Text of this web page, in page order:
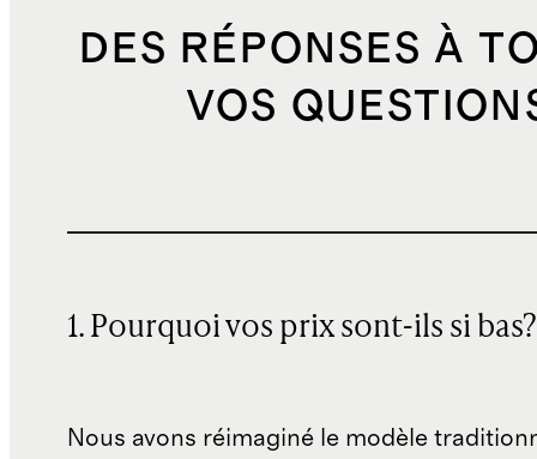
DES RÉPONSES À
VOS
1. Pourquoi vos prix sont-ils si bas?
Nous avons réimaginé le modèle